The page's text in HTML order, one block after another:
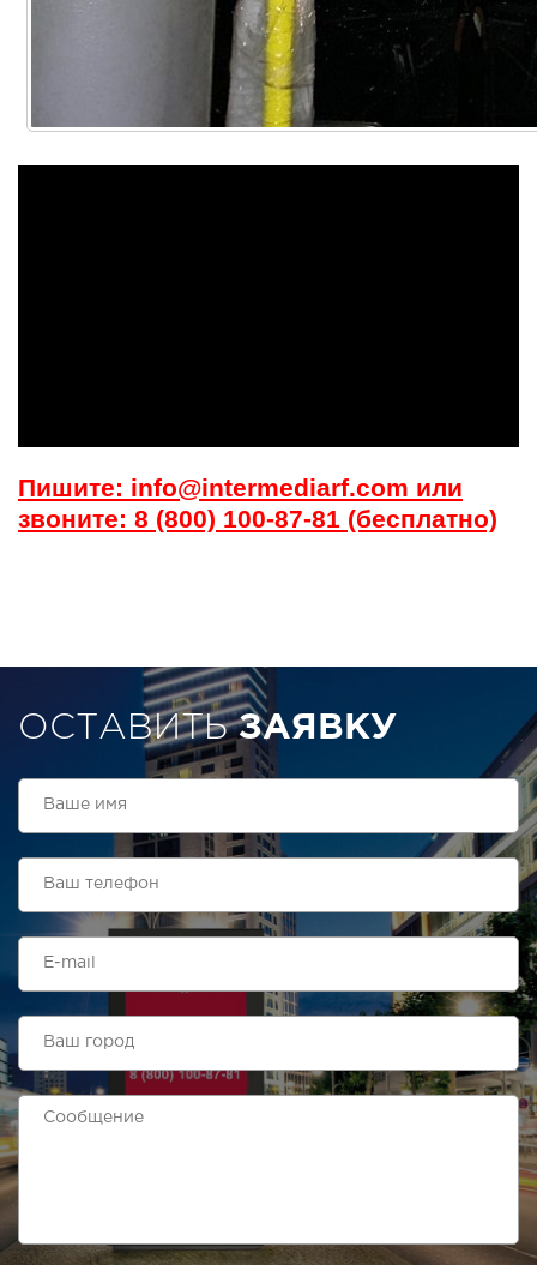
Пишите: info@intermediarf.com или
звоните: 8 (800) 100-87-81 (бесплатно)
ОСТАВИТЬЗАЯВКУ